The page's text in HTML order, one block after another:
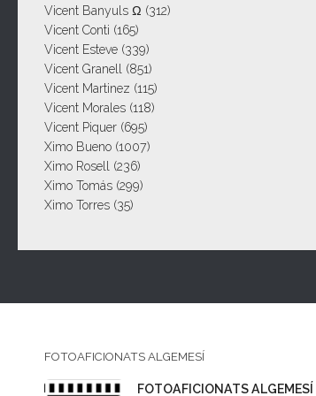
Vicent Banyuls Ω (312)
Vicent Conti (165)
Vicent Esteve (339)
Vicent Granell (851)
Vicent Martinez (115)
Vicent Morales (118)
Vicent Piquer (695)
Ximo Bueno (1007)
Ximo Rosell (236)
Ximo Tomás (299)
Ximo Torres (35)
FOTOAFICIONATS ALGEMESÍ
FOTOAFICIONATS ALGEMESÍ